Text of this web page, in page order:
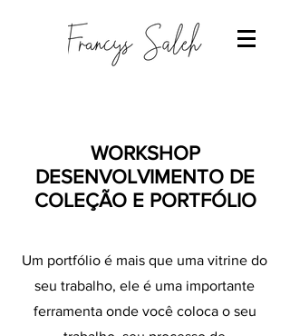
WORKSHOP
DESENVOLVIMENTO DE
COLEÇÃO E PORTFÓLIO
Um portfólio é mais que uma vitrine do
seu trabalho, ele é uma importante
ferramenta onde você coloca o seu